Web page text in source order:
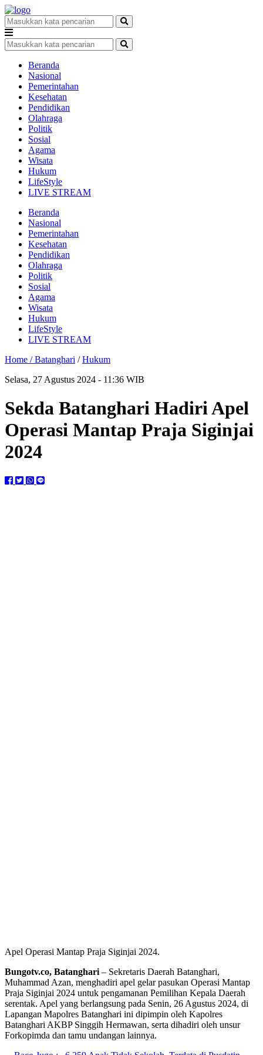
Beranda
Nasional
Pemerintahan
Kesehatan
Pendidikan
Olahraga
Politik
Sosial
Agama
Wisata
Hukum
LifeStyle
LIVE STREAM
Beranda
Nasional
Pemerintahan
Kesehatan
Pendidikan
Olahraga
Politik
Sosial
Agama
Wisata
Hukum
LifeStyle
LIVE STREAM
Home /Batanghari /Hukum
Selasa, 27 Agustus 2024 - 11:36 WIB
Sekda Batanghari Hadiri Apel
Operasi Mantap Praja Siginjai
2024
Apel Operasi Mantap Praja Siginjai 2024.
Bungotv.co, Batanghari – Sekretaris Daerah Batanghari,
Muhammad Azan, menghadiri apel gelar pasukan Operasi Mantap
Praja Siginjai 2024 untuk pengamanan Pemilihan Kepala Daerah
serentak. Apel yang berlangsung pada Senin, 26 Agustus 2024, di
Lapangan Mapolres Batanghari ini dipimpin oleh Kapolres
Batanghari AKBP Singgih Hermawan, serta dihadiri oleh unsur
Forkopimda dan tamu undangan lainnya.